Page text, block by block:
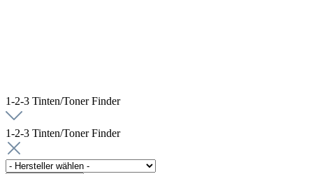
1-2-3 Tinten/Toner Finder
1-2-3 Tinten/Toner Finder